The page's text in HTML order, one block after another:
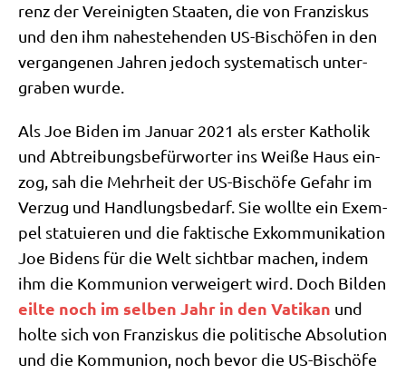
renz der Ver­ei­nig­ten Staa­ten, die von Fran­zis­kus
und den ihm nahe­ste­hen­den US-Bischö­fen in den
ver­gan­ge­nen Jah­ren jedoch syste­ma­tisch unter­
gra­ben wurde.
Als Joe Biden im Janu­ar 2021 als erster Katho­lik
und Abtrei­bungs­be­für­wor­ter ins Wei­ße Haus ein­
zog, sah die Mehr­heit der US-Bischö­fe Gefahr im
Ver­zug und Hand­lungs­be­darf. Sie woll­te ein Exem­
pel sta­tu­ie­ren und die fak­ti­sche Exkom­mu­ni­ka­ti­on
Joe Bidens für die Welt sicht­bar machen, indem
ihm die Kom­mu­ni­on ver­wei­gert wird. Doch Bil­den
eil­te noch im sel­ben Jahr in den Vati­kan und
hol­te sich von Fran­zis­kus die poli­ti­sche Abso­lu­ti­on
und die Kom­mu­ni­on, noch bevor die US-Bischö­fe